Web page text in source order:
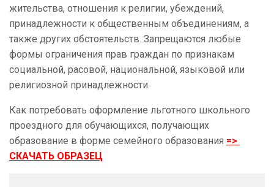
жительства, отношения к религии, убеждений,
принадлежности к общественным объединениям, а
также других обстоятельств. Запрещаются любые
формы ограничения прав граждан по признакам
социальной, расовой, национальной, языковой или
религиозной принадлежности.
Как потребовать оформление льготного школьного
проездного для обучающихся, получающих
образование в форме семейного образования =>
СКАЧАТЬ ОБРАЗЕЦ